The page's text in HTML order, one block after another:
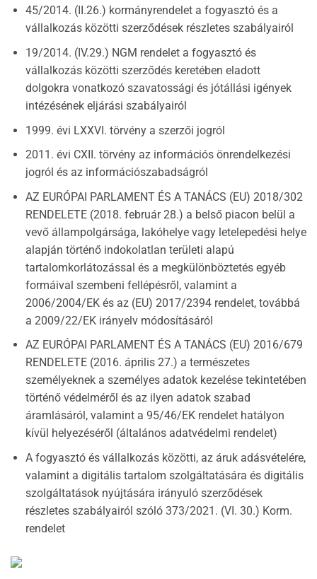
45/2014. (II.26.) kormányrendelet a fogyasztó és a
vállalkozás közötti szerződések részletes szabályairól
19/2014. (IV.29.) NGM rendelet a fogyasztó és
vállalkozás közötti szerződés keretében eladott
dolgokra vonatkozó szavatossági és jótállási igények
intézésének eljárási szabályairól
1999. évi LXXVI. törvény a szerzői jogról
2011. évi CXII. törvény az információs önrendelkezési
jogról és az információszabadságról
AZ EURÓPAI PARLAMENT ÉS A TANÁCS (EU) 2018/302
RENDELETE (2018. február 28.) a belső piacon belül a
vevő állampolgársága, lakóhelye vagy letelepedési helye
alapján történő indokolatlan területi alapú
tartalomkorlátozással és a megkülönböztetés egyéb
formáival szembeni fellépésről, valamint a
2006/2004/EK és az (EU) 2017/2394 rendelet, továbbá
a 2009/22/EK irányelv módosításáról
AZ EURÓPAI PARLAMENT ÉS A TANÁCS (EU) 2016/679
RENDELETE (2016. április 27.) a természetes
személyeknek a személyes adatok kezelése tekintetében
történő védelméről és az ilyen adatok szabad
áramlásáról, valamint a 95/46/EK rendelet hatályon
kívül helyezéséről (általános adatvédelmi rendelet)
A fogyasztó és vállalkozás közötti, az áruk adásvételére,
valamint a digitális tartalom szolgáltatására és digitális
szolgáltatások nyújtására irányuló szerződések
részletes szabályairól szóló 373/2021. (VI. 30.) Korm.
rendelet